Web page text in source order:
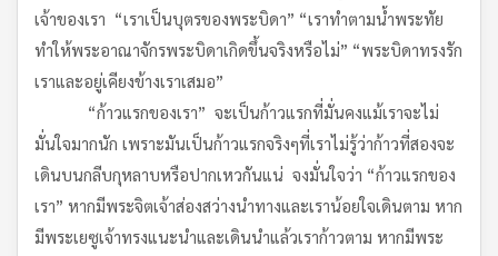
เจ้าของเรา “เราเป็นบุตรของพระบิดา” “เราทำตามน้ำพระทัย
ทำให้พระอาณาจักรพระบิดาเกิดขึ้นจริงหรือไม่” “พระบิดาทรงรัก
เราและอยู่เคียงข้างเราเสมอ”
“ก้าวแรกของเรา” จะเป็นก้าวแรกที่มั่นคงแม้เราจะไม่
มั่นใจมากนัก เพราะมันเป็นก้าวแรกจริงๆที่เราไม่รู้ว่าก้าวที่สองจะ
เดินบนกลีบกุหลาบหรือปากเหวกันแน่ จงมั่นใจว่า “ก้าวแรกของ
เรา” หากมีพระจิตเจ้าส่องสว่างนำทางและเราน้อยใจเดินตาม หาก
มีพระเยซูเจ้าทรงแนะนำและเดินนำแล้วเราก้าวตาม หากมีพระ